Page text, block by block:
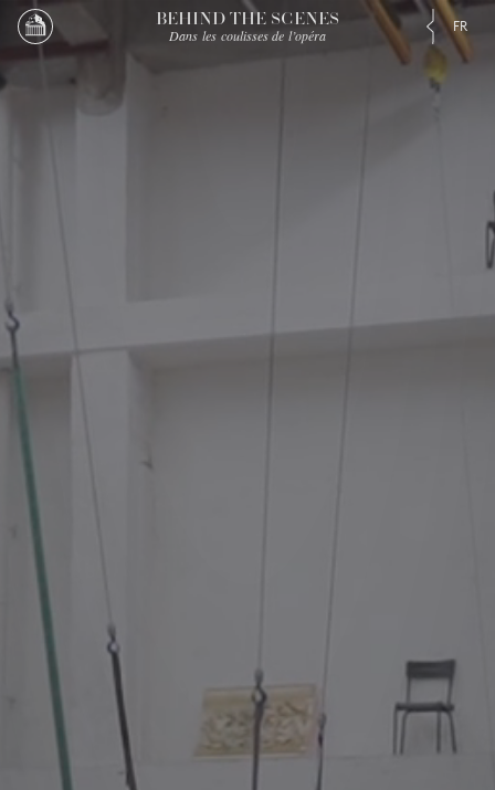
BEHIND THE SCENES
Dans les coulisses de l’opéra
FR